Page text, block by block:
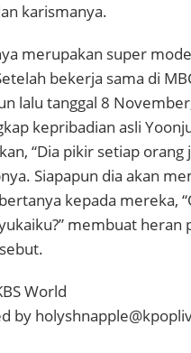
karismanya.
merupakan super
bekerja sama di
lalu tanggal 8
kepribadian asli
“Dia pikir setiap orang
Siapapun dia akan
kepada mereka,
membuat heran
World
by